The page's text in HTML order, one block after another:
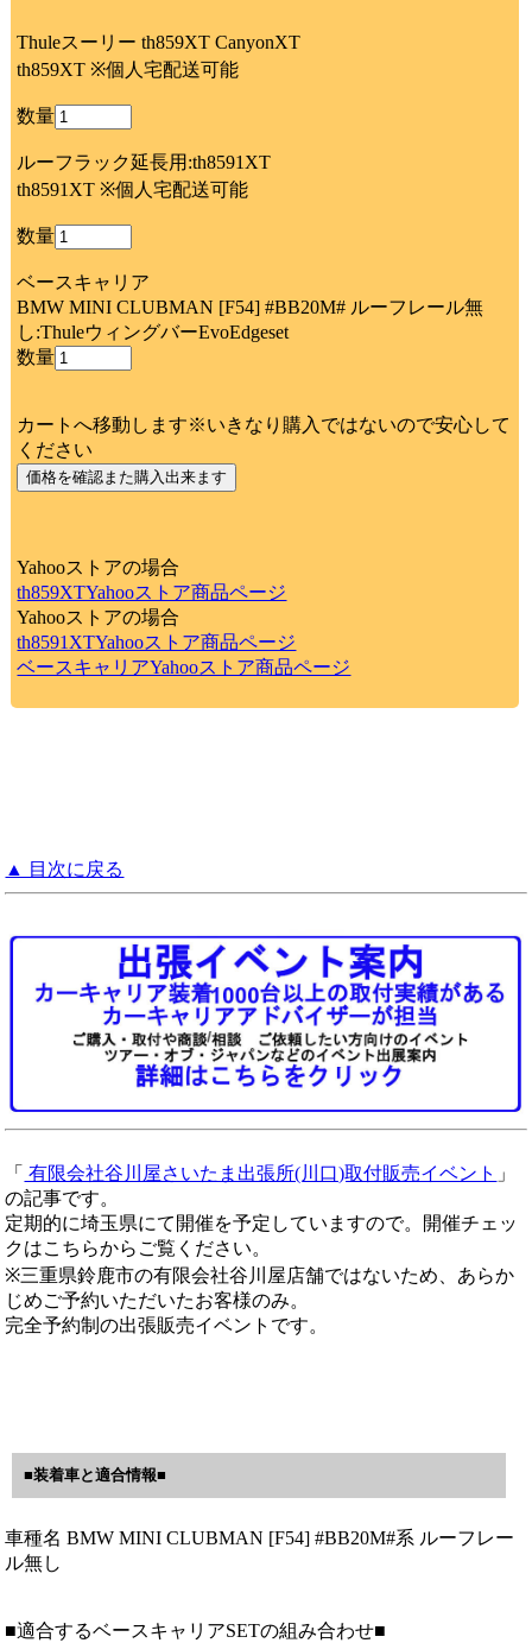
Thuleスーリー th859XT CanyonXT
th859XT ※個人宅配送可能
数量
ルーフラック延長用:th8591XT
th8591XT ※個人宅配送可能
数量
ベースキャリア
BMW MINI CLUBMAN [F54] #BB20M# ルーフレール無
し:ThuleウィングバーEvoEdgeset
数量
カートへ移動します※いきなり購入ではないので安心して
ください
Yahooストアの場合
th859XTYahooストア商品ページ
Yahooストアの場合
th8591XTYahooストア商品ページ
ベースキャリアYahooストア商品ページ
▲ 目次に戻る
「 有限会社谷川屋さいたま出張所(川口)取付販売イベント 」
の記事です。
定期的に埼玉県にて開催を予定していますので。開催チェッ
クはこちらからご覧ください。
※三重県鈴鹿市の有限会社谷川屋店舗ではないため、あらか
じめご予約いただいたお客様のみ。
完全予約制の出張販売イベントです。
■装着車と適合情報■
車種名 BMW MINI CLUBMAN [F54] #BB20M#系 ルーフレー
ル無し
■適合するベースキャリアSETの組み合わせ■